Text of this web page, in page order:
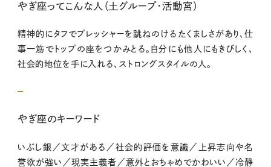
やぎ座ってこんな人（土グループ・活動宮）
精神的にタフでプレッシャーを跳ねのけるたくましさがあり、仕
事一筋でトップの座をつかみとる。自分にも他人にもきびしく、
社会的地位を手に入れる、ストロングスタイルの人。
やぎ座のキーワード
いぶし銀／文才がある／社会的評価を意識／上昇志向や名
誉欲が強い／現実主義者／意外とおちゃめでかわいい／冷静